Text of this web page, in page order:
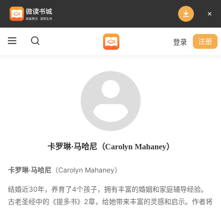
登录 注册
卡罗琳·马哈尼（Carolyn Mahaney）
卡罗琳·马哈尼 （Carolyn Mahaney）
结婚近30年，养育了4个孩子，拥有丰富的婚姻和家庭辅导经验。
古老圣经中的《提多书》2章，给她带来丰富的灵感和启示。作者将